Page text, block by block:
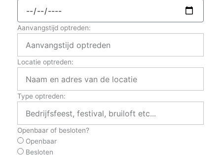
Aanvangstijd optreden:
Locatie optreden:
Type optreden:
Openbaar of besloten?
Openbaar
Besloten